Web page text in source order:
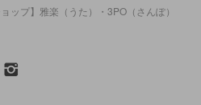
ップ】雅楽（うた）・3PO（さんぽ）